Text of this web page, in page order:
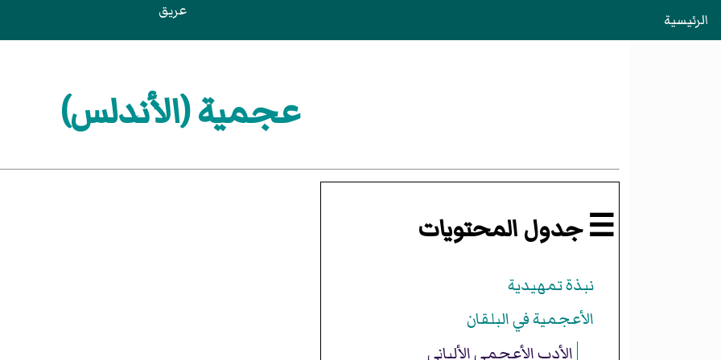
الرئيسية عريق
عجمية (الأندلس)
☰ جدول المحتويات
نبذة تمهيدية
الأعجمية في البلقان
الأدب الأعجمي الألباني